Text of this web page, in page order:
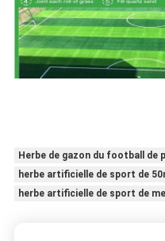
Herbe de gazon du football de
herbe artificielle de sport de
herbe artificielle de sport de